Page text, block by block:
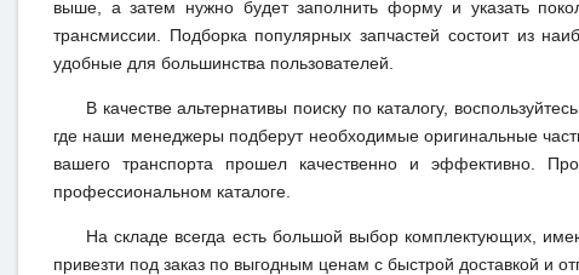
выше, а затем нужно будет заполнить форму и указать
трансмиссии. Подборка популярных запчастей состоит из
удобные для большинства пользователей.
В качестве альтернативы поиску по каталогу,
где наши менеджеры подберут необходимые оригинальные
вашего транспорта прошел качественно и эффективно.
профессиональном каталоге.
На складе всегда есть большой выбор комплектующих,
привезти под заказ по выгодным ценам с быстрой доставкой и